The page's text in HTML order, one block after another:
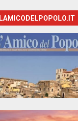
LAMICODELPOPOLO.IT